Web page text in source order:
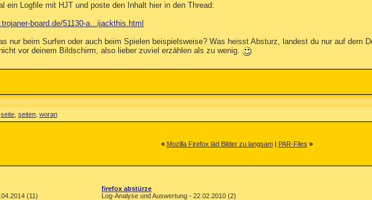
ein Logfile mit HJT und poste den Inhalt hier in den Thread:
board.de/51130-a...ijackthis.html
nur beim Surfen oder auch beim Spielen beispielsweise? Was heisst Absturz, landest du nur auf dem
vor deinem Bildschirm, also lieber zuviel erzählen als zu wenig.
seite seiten woran
« Mozilla Firefox läd Bilder zu langsam| PAR-Files »
(11)
firefox abstürze
Log-Analyse und Auswertung - 22.02.2010 (2)